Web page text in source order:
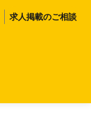
求人掲載のご相談